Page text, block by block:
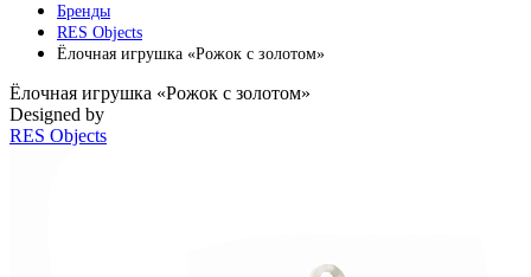
Бренды
RES Objects
Ёлочная игрушка «Рожок с золотом»
Ёлочная игрушка «Рожок с золотом»
Designed by
RES Objects